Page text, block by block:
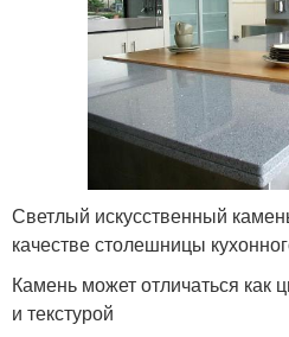
Светлый искусственный
качестве столешницы
Камень может отличаться как
и текстурой